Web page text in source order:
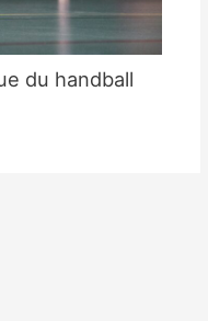
du handball